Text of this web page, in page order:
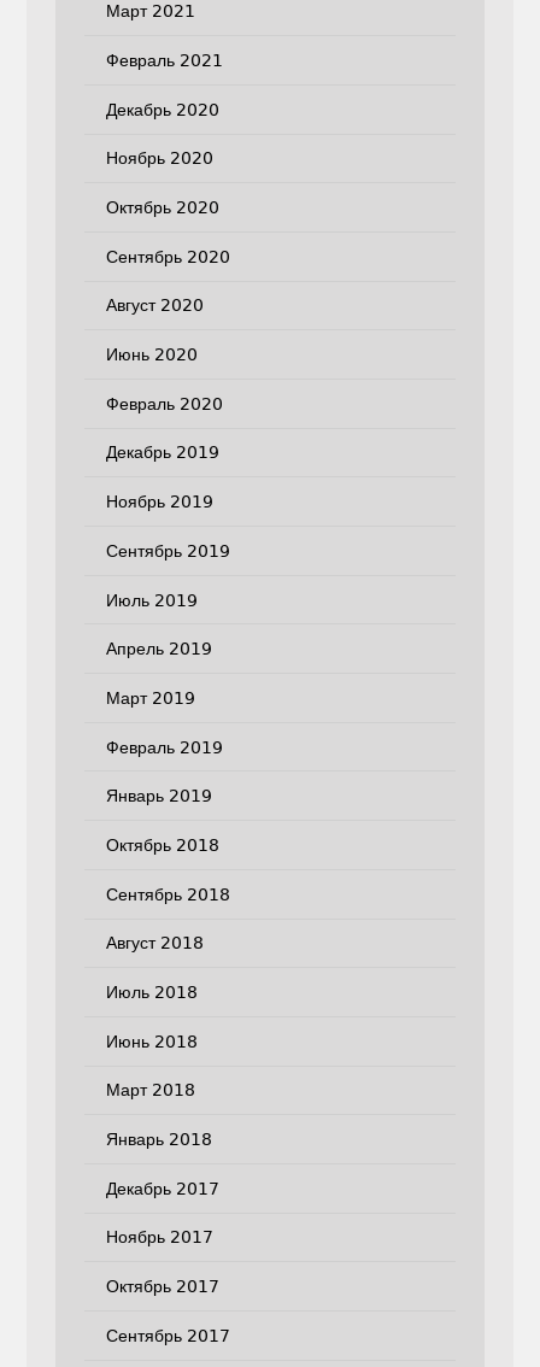
Март 2021
Февраль 2021
Декабрь 2020
Ноябрь 2020
Октябрь 2020
Сентябрь 2020
Август 2020
Июнь 2020
Февраль 2020
Декабрь 2019
Ноябрь 2019
Сентябрь 2019
Июль 2019
Апрель 2019
Март 2019
Февраль 2019
Январь 2019
Октябрь 2018
Сентябрь 2018
Август 2018
Июль 2018
Июнь 2018
Март 2018
Январь 2018
Декабрь 2017
Ноябрь 2017
Октябрь 2017
Сентябрь 2017